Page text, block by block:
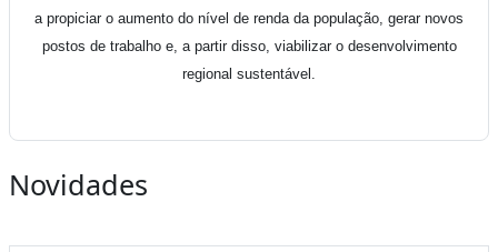
a propiciar o aumento do nível de renda da população, gerar novos
postos de trabalho e, a partir disso, viabilizar o desenvolvimento
regional sustentável.
Novidades